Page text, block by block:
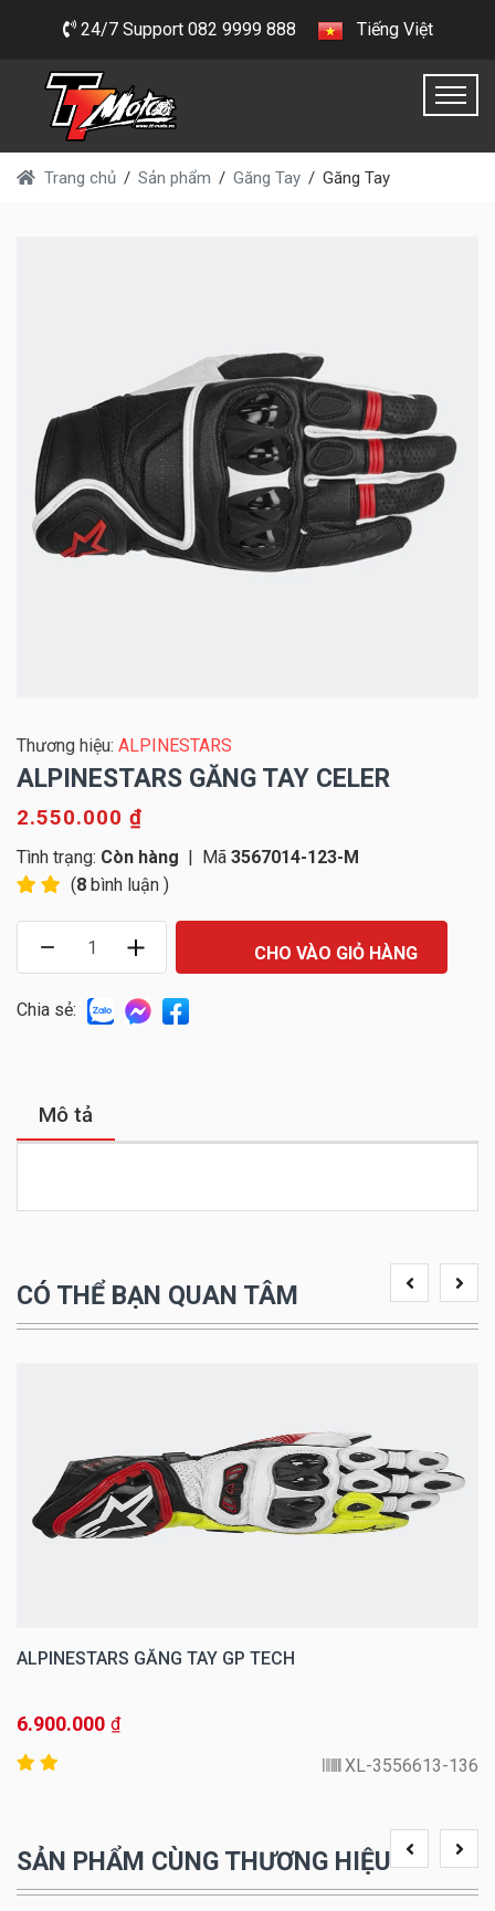
24/7 Support 082 9999 888 Tiếng Việt
Trang chủ Sản phẩm Găng Tay Găng Tay
Thương hiệu: ALPINESTARS
ALPINESTARS GĂNG TAY CELER
2.550.000 ₫
Tình trạng: Còn hàng Mã 3567014-123-M
(8 bình luận )
CHO VÀO GIỎ HÀNG
Chia sẻ:
Mô tả
CÓ THỂ BẠN QUAN TÂM
ALPINESTARS GĂNG TAY GP TECH
6.900.000 ₫
3556613-136-XL
SẢN PHẨM CÙNG THƯƠNG HIỆU